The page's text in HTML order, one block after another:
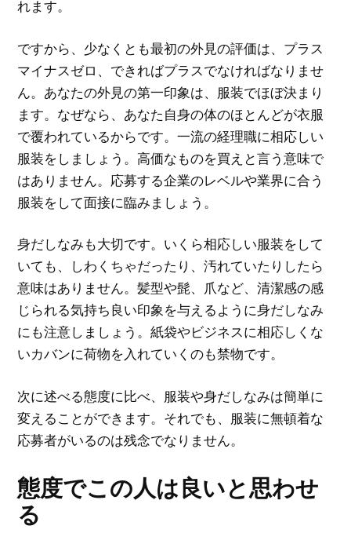
れます。
ですから、少なくとも最初の外見の評価は、プラス
マイナスゼロ、できればプラスでなければなりませ
ん。あなたの外見の第一印象は、服装でほぼ決まり
ます。なぜなら、あなた自身の体のほとんどが衣服
で覆われているからです。一流の経理職に相応しい
服装をしましょう。高価なものを買えと言う意味で
はありません。応募する企業のレベルや業界に合う
服装をして面接に臨みましょう。
身だしなみも大切です。いくら相応しい服装をして
いても、しわくちゃだったり、汚れていたりしたら
意味はありません。髪型や髭、爪など、清潔感の感
じられる気持ち良い印象を与えるように身だしなみ
にも注意しましょう。紙袋やビジネスに相応しくな
いカバンに荷物を入れていくのも禁物です。
次に述べる態度に比べ、服装や身だしなみは簡単に
変えることができます。それでも、服装に無頓着な
応募者がいるのは残念でなりません。
態度でこの人は良いと思わせ
る